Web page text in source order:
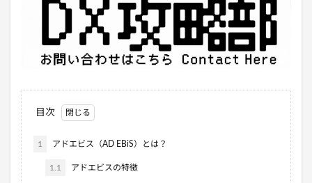
目次
1 アドエビス（AD EBiS）とは？
1.1 アドエビスの特徴